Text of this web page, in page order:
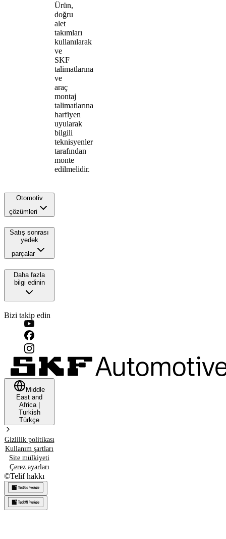
Ürün,
doğru
alet
takımları
kullanılarak
ve
SKF
talimatlarına
ve
araç
montaj
talimatlarına
harfiyen
uyularak
bilgili
teknisyenler
tarafından
monte
edilmelidir.
Otomotiv
çözümleri
Satış sonrası
yedek
parçalar
Daha fazla
bilgi edinin
Bizi takip edin
Middle
East and
Africa|
Turkish
Türkçe
Gizlilik politikası
Kullanım şartları
Site mülkiyeti
Çerez ayarları
©Telif hakkı